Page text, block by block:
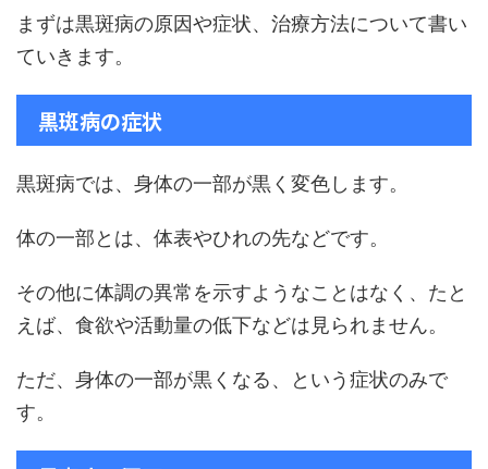
まずは黒斑病の原因や症状、治療方法について書い
ていきます。
黒斑病の症状
黒斑病では、身体の一部が黒く変色します。
体の一部とは、体表やひれの先などです。
その他に体調の異常を示すようなことはなく、たと
えば、食欲や活動量の低下などは見られません。
ただ、身体の一部が黒くなる、という症状のみで
す。